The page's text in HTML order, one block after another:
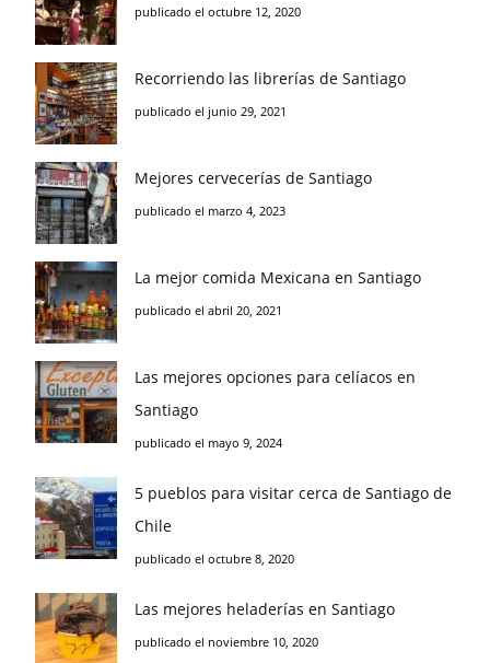
publicado el octubre 12, 2020
Recorriendo las librerías de Santiago
publicado el junio 29, 2021
Mejores cervecerías de Santiago
publicado el marzo 4, 2023
La mejor comida Mexicana en Santiago
publicado el abril 20, 2021
Las mejores opciones para celíacos en
Santiago
publicado el mayo 9, 2024
5 pueblos para visitar cerca de Santiago de
Chile
publicado el octubre 8, 2020
Las mejores heladerías en Santiago
publicado el noviembre 10, 2020